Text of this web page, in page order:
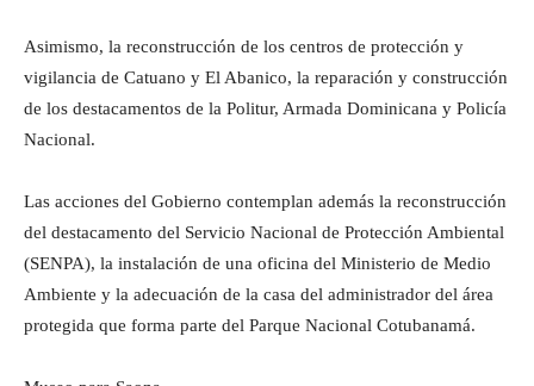
Asimismo, la reconstrucción de los centros de protección y
vigilancia de Catuano y El Abanico, la reparación y construcción
de los destacamentos de la Politur, Armada Dominicana y Policía
Nacional.
Las acciones del Gobierno contemplan además la reconstrucción
del destacamento del Servicio Nacional de Protección Ambiental
(SENPA), la instalación de una oficina del Ministerio de Medio
Ambiente y la adecuación de la casa del administrador del área
protegida que forma parte del Parque Nacional Cotubanamá.